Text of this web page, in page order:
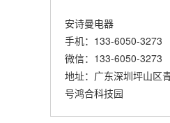
安诗曼电器
手机：133-6050-3273
微信：133-6050-3273
地址：广东深圳坪山区
号鸿合科技园